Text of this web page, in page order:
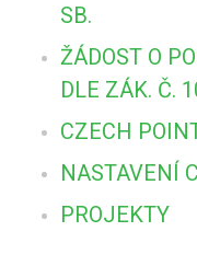
SB.
ŽÁDOST O
DLE ZÁK. Č.
CZECH
NASTAVENÍ
PROJEKTY